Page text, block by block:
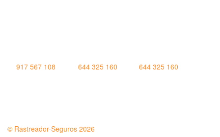
917 567 108
644 325 160 644 325 160
© Rastreador-Seguros 2026